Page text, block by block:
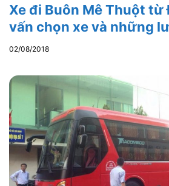
Xe đi Buôn Mê Thuột từ
vấn chọn xe và những
02/08/2018